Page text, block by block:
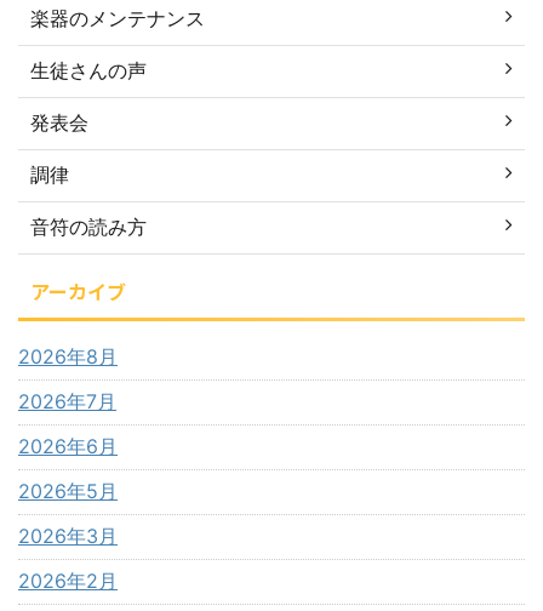
楽器のメンテナンス
生徒さんの声
発表会
調律
音符の読み方
アーカイブ
2026年8月
2026年7月
2026年6月
2026年5月
2026年3月
2026年2月